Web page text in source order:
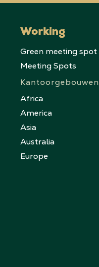
Working
Green meeting spot
Meeting Spots
Kantoorgebouwen
Africa
America
Asia
Australia
Europe